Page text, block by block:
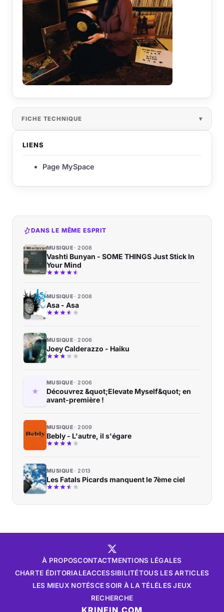
FICHE TECHNIQUE
LIENS
Page MySpace
DANS LE MÊME ESPRIT
MUSIQUE 2008
Vashti Bunyan - SOME THINGS Just Stick In
Your Mind
MUSIQUE 2008
Asa - Asa
MUSIQUE 2006
Joey Calderazzo - Haiku
MUSIQUE 2006
Découvrez &quot;Elevate Myself&quot; en
avant-première !
MUSIQUE 2009
Bebly - L'autre, il s'égare
MUSIQUE 2013
Les Fatals Picards manquent le 7ème ciel
À PROPOSCONTACTMENTIONS LÉGALES
CHARTE ÉDITORIALEACCESSIBILITÉTOUS LES ARTICLES
LES MIEUX NOTÉSCE SOIR À LA TÉLÉLES JEUX
RECHERCHE
KRINEIN.COM